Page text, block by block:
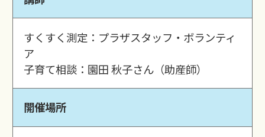
すくすく測定：プラザスタッフ・ボランティ
ア
子育て相談：園田 秋子さん（助産師）
開催場所